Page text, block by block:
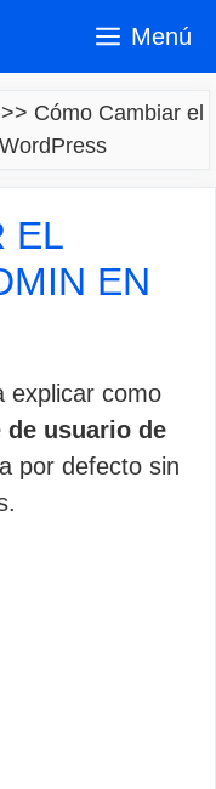
Menú
>> Cómo Cambiar el
EL
EN
explicar como
usuario de
por defecto sin